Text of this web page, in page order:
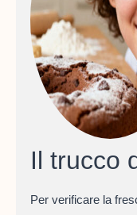
Il trucco
Per verificare la